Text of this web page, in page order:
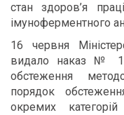
стан здоров’я
імуноферментного
16 червня
видало наказ №
обстеження
порядок
окремих